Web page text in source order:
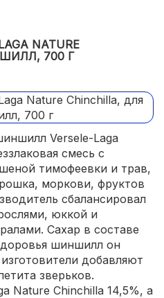
NATURE
700 Г
Versele-Laga
смесь с
тимофеевки и трав,
моркови, фруктов
сбалансировал
юккой и
Сахар в составе
шиншилл он
добавляют
зверьков.
Nature Chinchilla 14,5%, а